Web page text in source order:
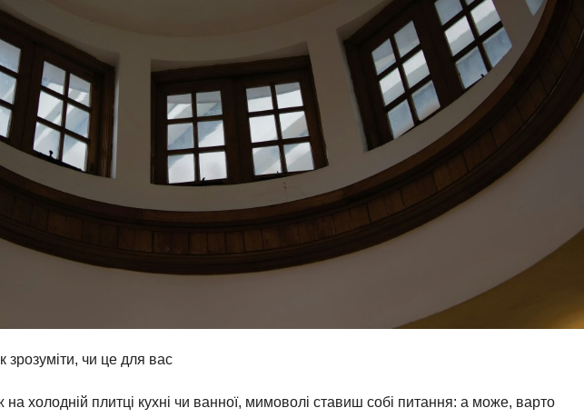
зрозуміти, чи це для вас
холодній плитці кухні чи ванної, мимоволі ставиш собі питання: а може, варто